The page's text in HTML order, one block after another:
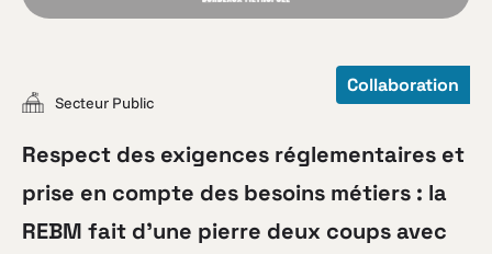
Collaboration
Secteur Public
Respect des exigences réglementaires et
prise en compte des besoins métiers : la
REBM fait d’une pierre deux coups avec